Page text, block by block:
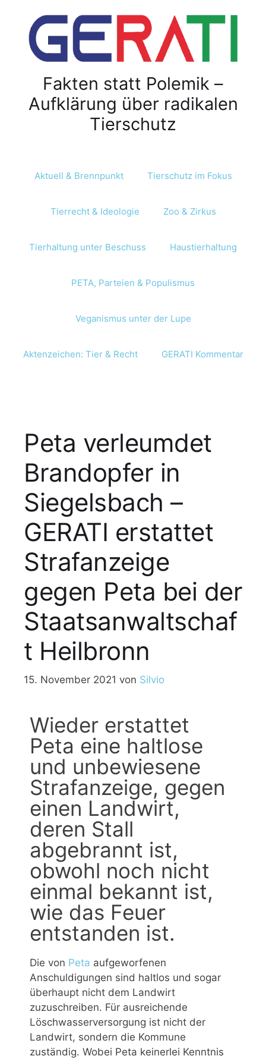
Fakten statt Polemik –
Aufklärung über radikalen
Tierschutz
Aktuell & Brennpunkt Tierschutz im Fokus
Tierrecht & Ideologie Zoo & Zirkus
Tierhaltung unter Beschuss Haustierhaltung
PETA, Parteien & Populismus
Veganismus unter der Lupe
Aktenzeichen: Tier & Recht GERATI Kommentar
Peta verleumdet
Brandopfer in
Siegelsbach –
GERATI erstattet
Strafanzeige
gegen Peta bei der
Staatsanwaltschaf
t Heilbronn
15. November 2021 von Silvio
Wieder erstattet
Peta eine haltlose
und unbewiesene
Strafanzeige, gegen
einen Landwirt,
deren Stall
abgebrannt ist,
obwohl noch nicht
einmal bekannt ist,
wie das Feuer
entstanden ist.
Die von Peta aufgeworfenen
Anschuldigungen sind haltlos und sogar
überhaupt nicht dem Landwirt
zuzuschreiben. Für ausreichende
Löschwasserversorgung ist nicht der
Landwirt, sondern die Kommune
zuständig. Wobei Peta keinerlei Kenntnis